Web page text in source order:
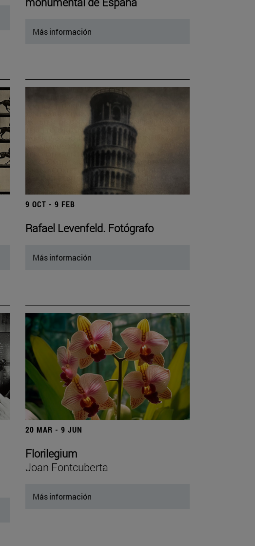
Más información
9 OCT - 9 FEB
Rafael Levenfeld. Fotógrafo
Más información
20 MAR - 9 JUN
Florilegium
Joan Fontcuberta
Más información